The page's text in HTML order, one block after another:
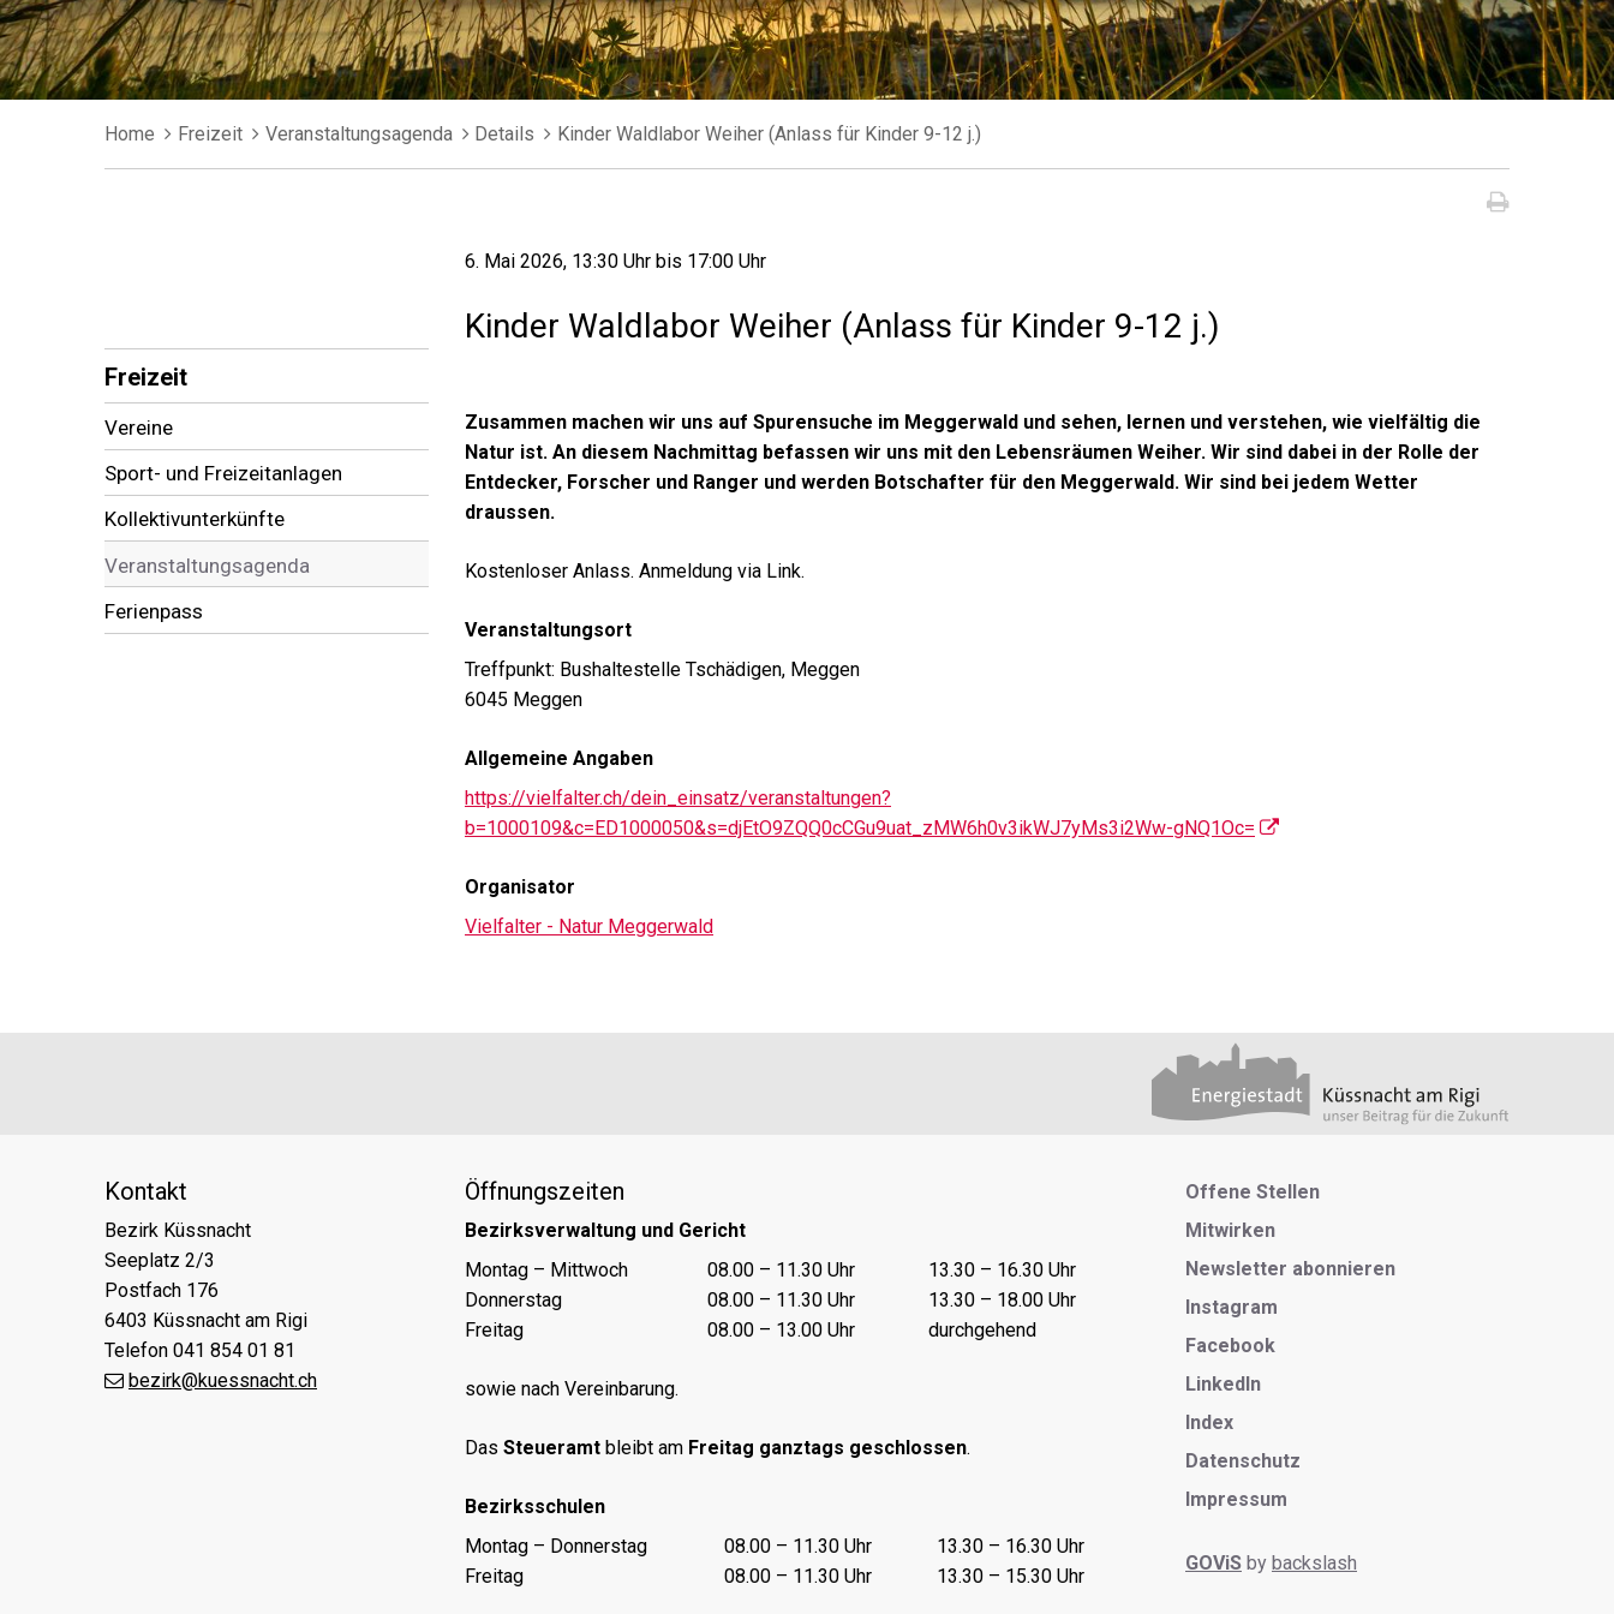
Breadcrumb
Home Freizeit Veranstaltungsagenda Details Kinder Waldlabor Weiher (Anlass für Kinder 9-12 j.)
Subnavigation
Freizeit
Vereine
Sport- und Freizeitanlagen
Kollektivunterkünfte
Veranstaltungsagenda
Ferienpass
6. Mai 2026, 13:30 Uhr bis 17:00 Uhr
Kinder Waldlabor Weiher (Anlass für Kinder 9-12 j.)
Zusammen machen wir uns auf Spurensuche im Meggerwald und sehen, lernen und verstehen, wie vielfältig die
Natur ist. An diesem Nachmittag befassen wir uns mit den Lebensräumen Weiher. Wir sind dabei in der Rolle der
Entdecker, Forscher und Ranger und werden Botschafter für den Meggerwald. Wir sind bei jedem Wetter
draussen.
Kostenloser Anlass. Anmeldung via Link.
Veranstaltungsort
Treffpunkt: Bushaltestelle Tschädigen, Meggen
6045 Meggen
Allgemeine Angaben
https://vielfalter.ch/dein_einsatz/veranstaltungen?
b=1000109&c=ED1000050&s=djEtO9ZQQ0cCGu9uat_zMW6h0v3ikWJ7yMs3i2Ww-gNQ1Oc=
Organisator
Vielfalter - Natur Meggerwald
Kontakt
Bezirk Küssnacht
Seeplatz 2/3
Postfach 176
6403 Küssnacht am Rigi
Telefon 041 854 01 81
bezirk@kuessnacht.ch
Öffnungszeiten
Bezirksverwaltung und Gericht
TagÖffnungszeiten VormittagÖffnungszeiten Nachmittag
Montag – Mittwoch 08.00 – 11.30 Uhr
13.30 – 16.30 Uhr
Donnerstag
08.00 – 11.30 Uhr
13.30 – 18.00 Uhr
Freitag
08.00 – 13.00 Uhr durchgehend
sowie nach Vereinbarung.
Das Steueramt bleibt am Freitag ganztags geschlossen.
Bezirksschulen
TagÖffnungszeiten VormittagÖffnungszeiten Nachmittag
Montag – Donnerstag 08.00 – 11.30 Uhr
13.30 – 16.30 Uhr
Freitag
08.00 – 11.30 Uhr 13.30 – 15.30 Uhr
Metanavigation
Offene Stellen
Mitwirken
Newsletter abonnieren
Instagram
Facebook
LinkedIn
Index
Datenschutz
Impressum
GOViS by backslash